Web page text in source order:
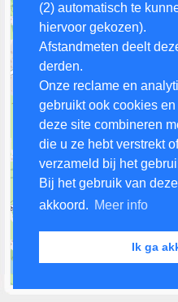
(2) automatisch te
hiervoor gekozen).
Afstandmeten deelt
derden.
Onze reclame en
gebruikt ook cookies
deze site combineren
die u ze hebt verstrekt
verzameld bij het
Bij het gebruik van
akkoord. Meer info
Ik ga